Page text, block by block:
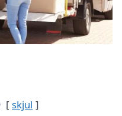
skjul